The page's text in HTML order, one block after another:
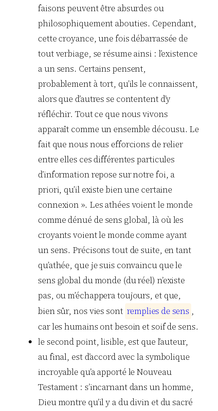
faisons peuvent être absurdes ou
philosophiquement abouties. Cependant,
cette croyance, une fois débarrassée de
tout verbiage, se résume ainsi : l’existence
a un sens. Certains pensent,
probablement à tort, qu’ils le connaissent,
alors que d’autres se contentent d’y
réfléchir. Tout ce que nous vivons
apparaît comme un ensemble décousu. Le
fait que nous nous efforcions de relier
entre elles ces différentes particules
d’information repose sur notre foi, a
priori, qu’il existe bien une certaine
connexion ». Les athées voient le monde
comme dénué de sens global, là où les
croyants voient le monde comme ayant
un sens. Précisons tout de suite, en tant
qu’athée, que je suis convaincu que le
sens global du monde (du réel) n’existe
pas, ou m’échappera toujours, et que,
bien sûr, nos vies sont remplies de sens ,
car les humains ont besoin et soif de sens.
le second point, lisible, est que l’auteur,
au final, est d’accord avec la symbolique
incroyable qu’a apporté le Nouveau
Testament : s’incarnant dans un homme,
Dieu montre qu’il y a du divin et du sacré